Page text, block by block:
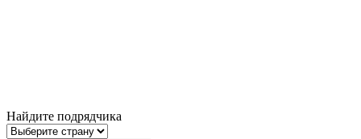
Найдите подрядчика